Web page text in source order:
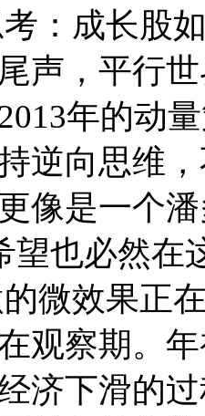
成长股如
声，平行
年的动
逆向思维
像是一个
望也必然在
效果正在
观察期。
济下滑的